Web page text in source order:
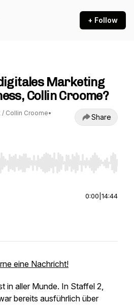
+ Follow
Marketing
Collin Croome?
/ Collin Croome•
Share
to seek, Home/End to jump
0:00 14:44
eine Nachricht!
in aller Munde. In Staffel 2,
bereits ausführlich über